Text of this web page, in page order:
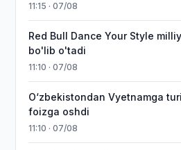
11:15 · 07/08
Red Bull Dance Your Style
bo'lib o'tadi
11:10 · 07/08
O‘zbekistondan Vyetnamga
foizga oshdi
11:10 · 07/08